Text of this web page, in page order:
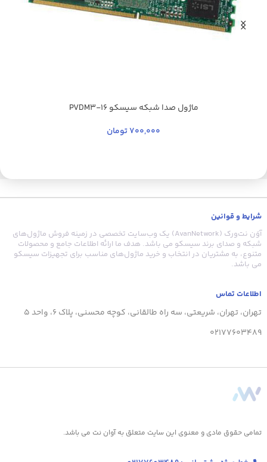
ماژول صدا شبکه سیسکو PVDM3-16
700,000تومان
شرایط و قوانین
آوَن نت‌ورک (AvanNetwork) یک وب‌سایت تخصصی در زمینه فروش ماژول‌های
شبکه و صدای برند سیسکو می باشد. هدف ما ارائه اطلاعات جامع و محصولات
متنوع، به مشتریان در انتخاب و خرید ماژول‌های مناسب برای تجهیزات سیسکو
می باشد.
اطلاعات تماس
تهران، تهران، شریعتی، سه راه طالقانی، کوچه محسنی، پلاک 6، واحد 5
02177603489
تمامی حقوق مادی و معنوی این سایت متعلق به آوان نت می باشد.